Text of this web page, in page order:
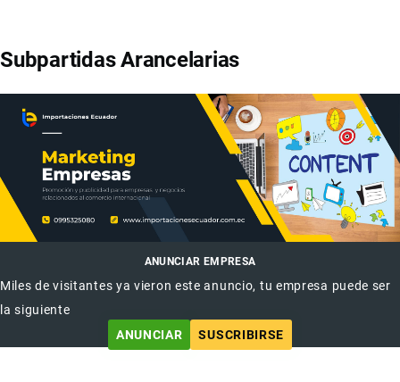
Subpartidas Arancelarias
ANUNCIAR EMPRESA
Miles de visitantes ya vieron este anuncio, tu empresa puede ser
la siguiente
ANUNCIAR
SUSCRIBIRSE